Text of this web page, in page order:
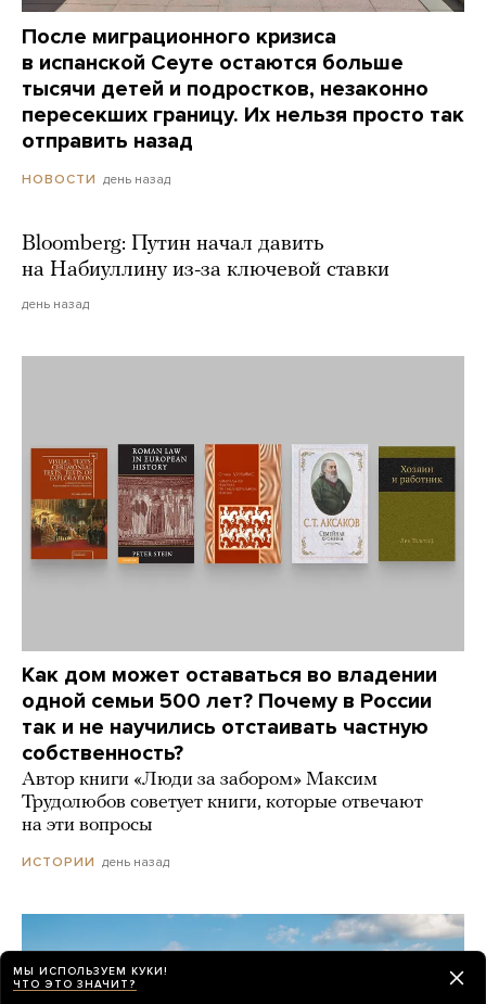
После миграционного кризиса
в испанской Сеуте остаются больше
тысячи детей и подростков, незаконно
пересекших границу. Их нельзя просто так
отправить назад
НОВОСТИ день назад
Bloomberg: Путин начал давить
на Набиуллину из-за ключевой ставки
день назад
Как дом может оставаться во владении
одной семьи 500 лет? Почему в России
так и не научились отстаивать частную
собственность?
Автор книги «Люди за забором» Максим
Трудолюбов советует книги, которые отвечают
на эти вопросы
ИСТОРИИ день назад
МЫ ИСПОЛЬЗУЕМ КУКИ!
ЧТО ЭТО ЗНАЧИТ?